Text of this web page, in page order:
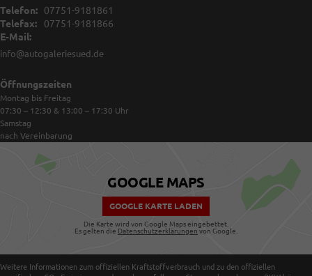
Telefon:
07751-9181861
Telefax:
07751-9181866
E-Mail:
info@autogaleriesued.de
Öffnungszeiten
Montag bis Freitag
07:30 – 12:30 & 13:00 – 17:30 Uhr
Samstag
nach Vereinbarung
GOOGLE MAPS
GOOGLE KARTE LADEN
Die Karte wird von Google Maps eingebettet.
Es gelten die Datenschutzerklärungen von Google.
Weitere Informationen zum offiziellen Kraftstoffverbrauch und zu den offiziellen